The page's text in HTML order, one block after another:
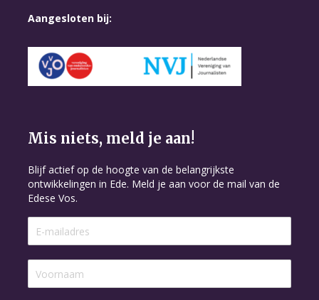
Aangesloten bij:
Mis niets, meld je aan!
Blijf actief op de hoogte van de belangrijkste
ontwikkelingen in Ede. Meld je aan voor de mail van de
Edese Vos.